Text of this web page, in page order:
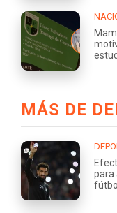
MÁS DE
para